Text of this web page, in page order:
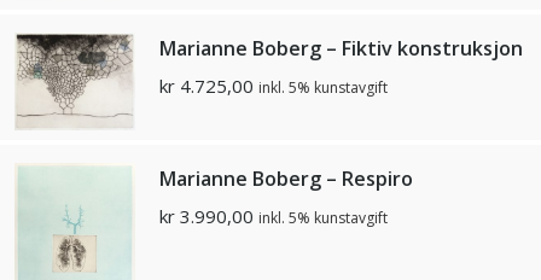
Marianne Boberg – Fiktiv konstruksjon
kr 4.725,00 inkl. 5% kunstavgift
Marianne Boberg – Respiro
kr 3.990,00 inkl. 5% kunstavgift